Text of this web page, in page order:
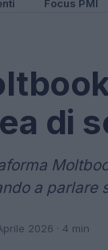
Focus PMI
di
a parlare
2026 · 4 min